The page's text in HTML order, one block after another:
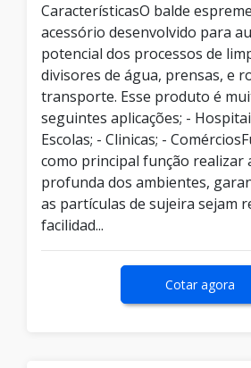
CaracterísticasO balde
acessório desenvolvido para
potencial dos processos de
divisores de água, prensas, e
transporte. Esse produto é
seguintes aplicações; -
Escolas; - Clinicas; -
como principal função realizar
profunda dos ambientes,
as partículas de sujeira sejam
facilidad...
Cotar agora